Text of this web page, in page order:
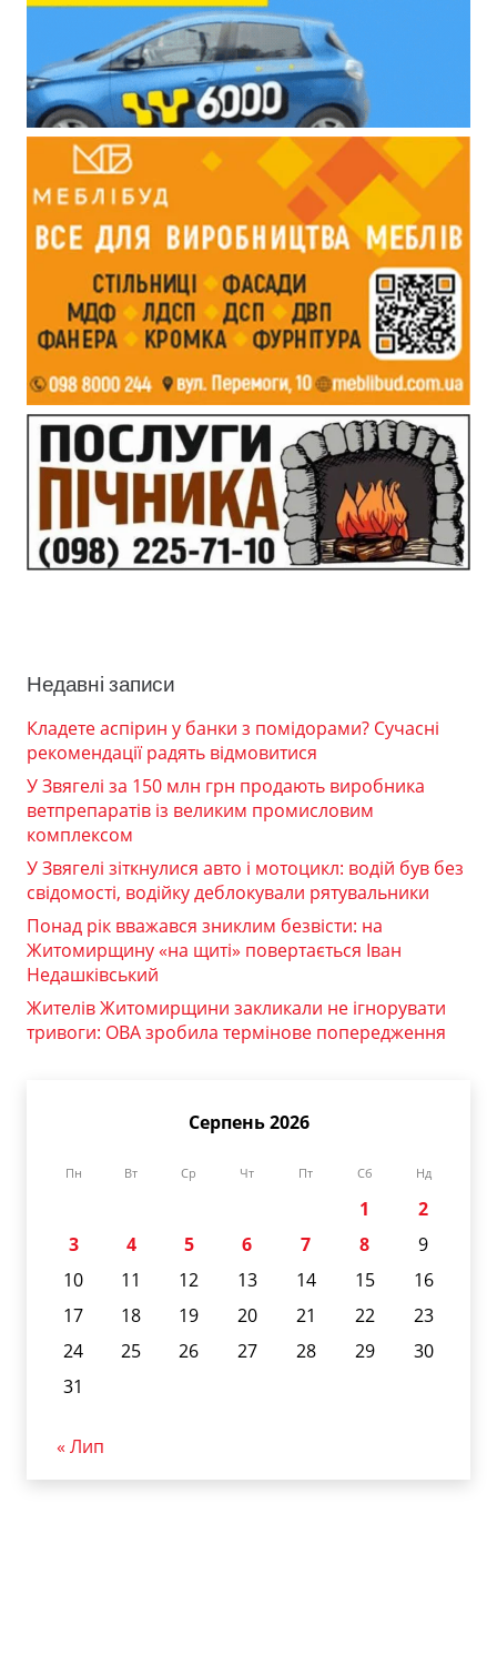
Недавні записи
Кладете аспірин у банки з помідорами? Сучасні
рекомендації радять відмовитися
У Звягелі за 150 млн грн продають виробника
ветпрепаратів із великим промисловим
комплексом
У Звягелі зіткнулися авто і мотоцикл: водій був без
свідомості, водійку деблокували рятувальники
Понад рік вважався зниклим безвісти: на
Житомирщину «на щиті» повертається Іван
Недашківський
Жителів Житомирщини закликали не ігнорувати
тривоги: ОВА зробила термінове попередження
Серпень 2026
Пн Вт Ср Чт Пт Сб Нд
1
2
3
4 5 6 7 8
9
10
11 12 13 14 15
16
17
18 19 20 21 22
23
24
25 26 27 28 29
30
31
« Лип